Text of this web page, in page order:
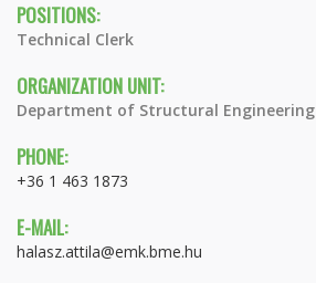
POSITIONS:
Technical Clerk
ORGANIZATION UNIT:
Department of Structural Engineering
PHONE:
+36 1 463 1873
E-MAIL:
halasz.attila@emk.bme.hu